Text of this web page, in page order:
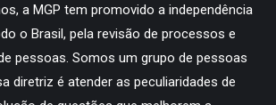
a MGP tem promovido a independência
o Brasil, pela revisão de processos e
pessoas. Somos um grupo de pessoas
diretriz é atender as peculiaridades de